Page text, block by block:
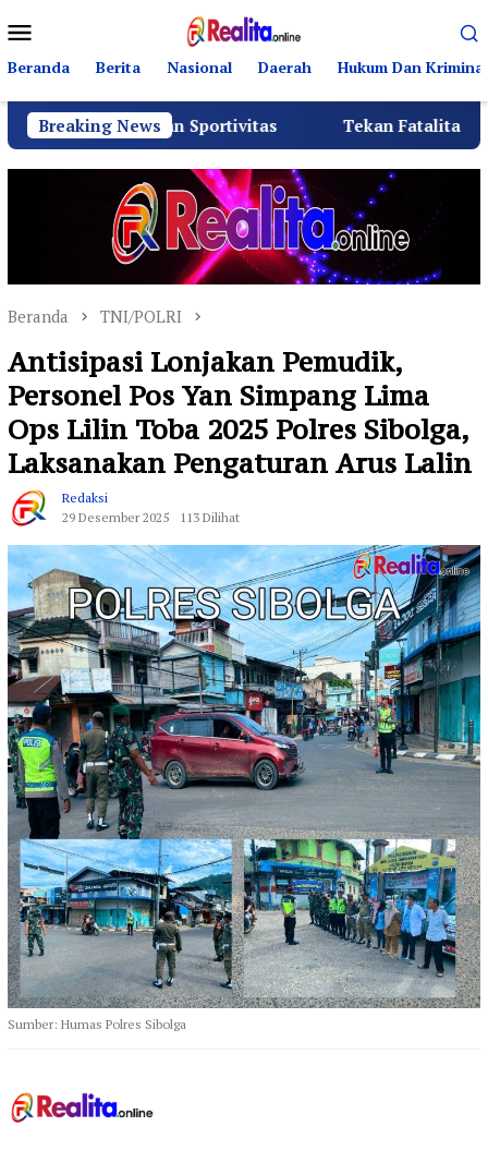
ke
kontenMobile
Beranda Berita Nasional Daerah Hukum Dan Kriminal
Breaking News
dan Sportivitas Tekan Fatalitas Kecelakaan,
Beranda TNI/POLRI
Antisipasi Lonjakan Pemudik,
Personel Pos Yan Simpang Lima
Ops Lilin Toba 2025 Polres Sibolga,
Laksanakan Pengaturan Arus Lalin
Redaksi
29 Desember 2025
113 Dilihat
Sumber: Humas Polres Sibolga